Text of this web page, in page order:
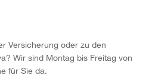
Versicherung oder zu den
Wir sind Montag bis Freitag von
für Sie da.